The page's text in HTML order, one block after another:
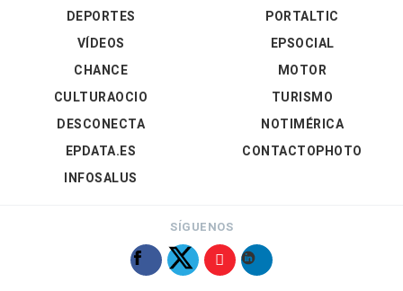
DEPORTES
VÍDEOS
PORTALTIC
EPSOCIAL
CHANCE
CULTURAOCIO
DESCONECTA
EPDATA.ES
INFOSALUS
MOTOR
TURISMO
NOTIMÉRICA
CONTACTOPHOTO
SÍGUENOS